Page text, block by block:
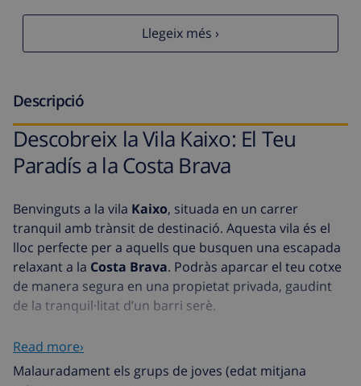
Llegeix més ›
Descripció
Descobreix la Vila Kaixo: El Teu
Paradís a la Costa Brava
Benvinguts a la vila Kaixo, situada en un carrer
tranquil amb trànsit de destinació. Aquesta vila és el
lloc perfecte per a aquells que busquen una escapada
relaxant a la Costa Brava. Podràs aparcar el teu cotxe
de manera segura en una propietat privada, gaudint
de la tranquil·litat d’un barri serè.
Laplatjaes troba a tan sols 5000 metres de distància,
oferint-te la possibilitat de gaudir del mar i del sol en
Read more›
Malauradament els grups de joves (edat mitjana